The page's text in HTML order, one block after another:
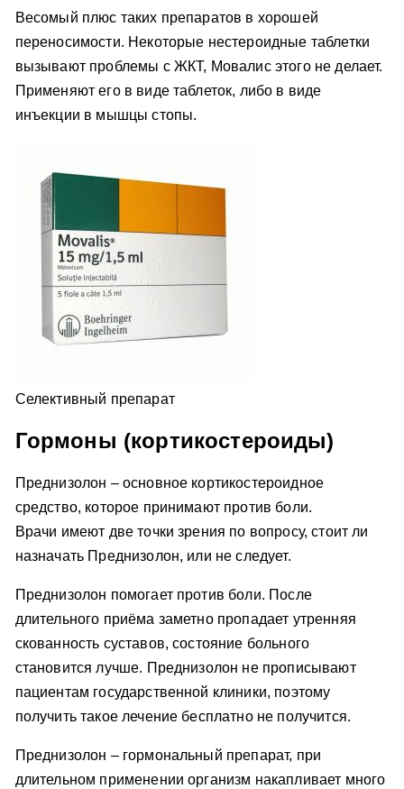
Весомый плюс таких препаратов в хорошей
переносимости. Некоторые нестероидные таблетки
вызывают проблемы с ЖКТ, Мовалис этого не делает.
Применяют его в виде таблеток, либо в виде
инъекции в мышцы стопы.
Селективный препарат
Гормоны (кортикостероиды)
Преднизолон – основное кортикостероидное
средство, которое принимают против боли.
Врачи имеют две точки зрения по вопросу, стоит ли
назначать Преднизолон, или не следует.
Преднизолон помогает против боли. После
длительного приёма заметно пропадает утренняя
скованность суставов, состояние больного
становится лучше. Преднизолон не прописывают
пациентам государственной клиники, поэтому
получить такое лечение бесплатно не получится.
Преднизолон – гормональный препарат, при
длительном применении организм накапливает много